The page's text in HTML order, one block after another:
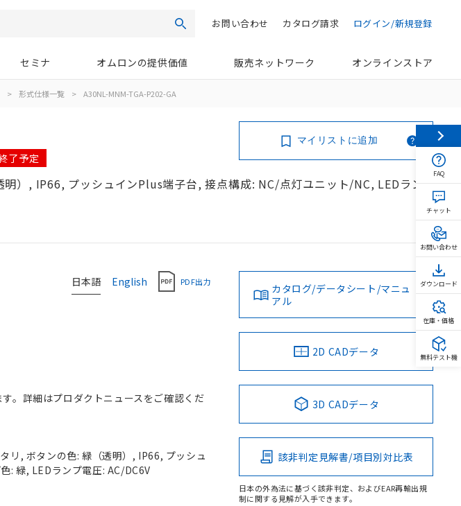
検索 ログイン/新規登録
カタログ請求
お問い合わせ
セミナ オムロンの提供価値 販売ネットワーク オンラインストア
> 形式仕様一覧 > A30NL-MNM-TGA-P202-GA
了予定
）, IP66, プッシュインPlus端子台, 接点構成: NC/点灯ユニット/NC, LEDラン
マイリストに追加
日本語 English PDF出力
す。詳細はプロダクトニュースをご確認くだ
リ, ボタンの色: 緑（透明）, IP66, プッシュ
: 緑, LEDランプ電圧: AC/DC6V
カタログ/データシート/マニュ
アル
2D CADデータ
3D CADデータ
該非判定見解書/項目別対比表
日本の外為法に基づく該非判定、およびEAR再輸出規
制に関する見解が入手できます。
FAQ
チャット
お問い合わせ
ダウンロード
在庫・価格
無料テスト機